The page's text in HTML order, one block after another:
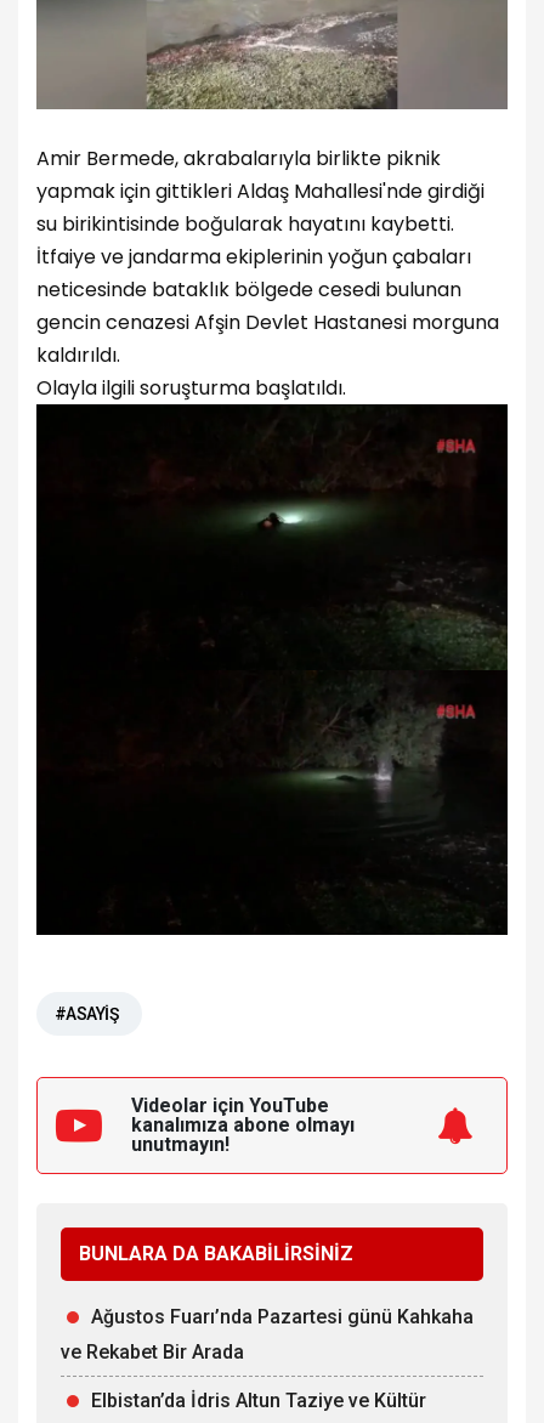
Amir Bermede, akrabalarıyla birlikte piknik
yapmak için gittikleri Aldaş Mahallesi'nde girdiği
su birikintisinde boğularak hayatını kaybetti.
İtfaiye ve jandarma ekiplerinin yoğun çabaları
neticesinde bataklık bölgede cesedi bulunan
gencin cenazesi Afşin Devlet Hastanesi morguna
kaldırıldı.
Olayla ilgili soruşturma başlatıldı.
#ASAYİŞ
Videolar için YouTube
kanalımıza abone olmayı
unutmayın!
BUNLARA DA BAKABİLİRSİNİZ
Ağustos Fuarı’nda Pazartesi günü Kahkaha
ve Rekabet Bir Arada
Elbistan’da İdris Altun Taziye ve Kültür